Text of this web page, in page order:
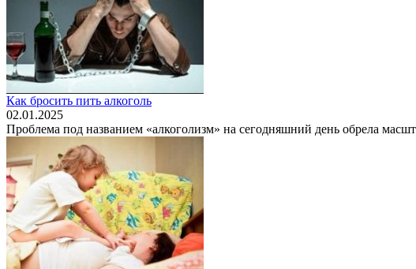
Как бросить пить алкоголь
02.01.2025
Проблема под названием «алкоголизм» на сегодняшний день обрела